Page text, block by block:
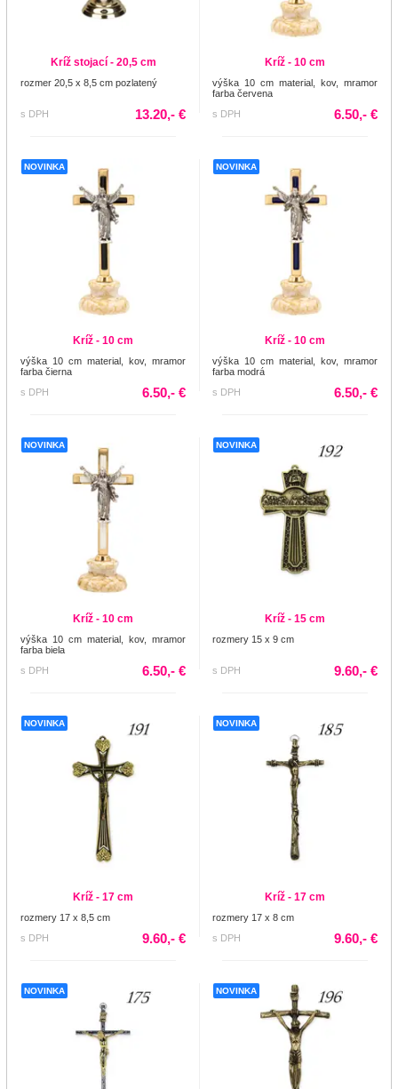
Kríž stojací - 20,5 cm
rozmer 20,5 x 8,5 cm pozlatený
s DPH 13.20,- €
Kríž - 10 cm
výška 10 cm material, kov, mramor
farba červena
s DPH
6.50,- €
NOVINKA
Kríž - 10 cm
výška 10 cm material, kov, mramor
farba čierna
s DPH
6.50,- €
NOVINKA
Kríž - 10 cm
výška 10 cm material, kov, mramor
farba modrá
s DPH
6.50,- €
NOVINKA
Kríž - 10 cm
výška 10 cm material, kov, mramor
farba biela
s DPH
6.50,- €
NOVINKA
Kríž - 15 cm
rozmery 15 x 9 cm
s DPH 9.60,- €
NOVINKA
Kríž - 17 cm
rozmery 17 x 8,5 cm
s DPH
9.60,- €
NOVINKA
Kríž - 17 cm
rozmery 17 x 8 cm
s DPH
9.60,- €
NOVINKA NOVINKA